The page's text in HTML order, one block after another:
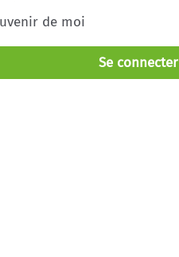
de moi
Se connecter